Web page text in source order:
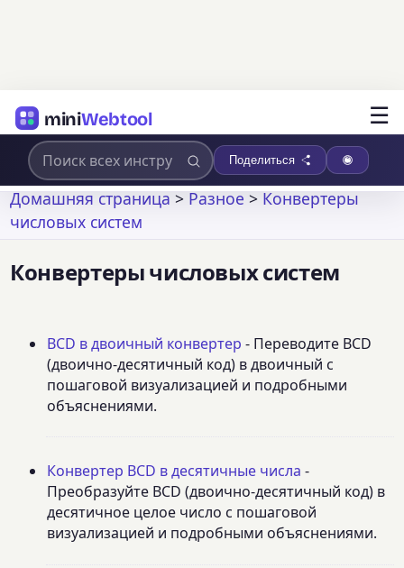
miniWebtool ☰
Поделиться
Домашняя страница>Разное>Конвертеры
числовых систем
Конвертеры числовых систем
BCD в двоичный конвертер - Переводите BCD
(двоично-десятичный код) в двоичный с
пошаговой визуализацией и подробными
объяснениями.
Конвертер BCD в десятичные числа -
Преобразуйте BCD (двоично-десятичный код) в
десятичное целое число с пошаговой
визуализацией и подробными объяснениями.